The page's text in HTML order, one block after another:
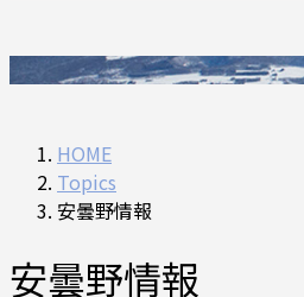
HOME
Topics
安曇野情報
安曇野情報